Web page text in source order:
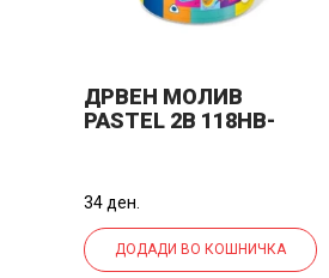
ДРВЕН МОЛИВ
PASTEL 2B 118HB-
34 ден.
ДОДАДИ ВО КОШНИЧКА